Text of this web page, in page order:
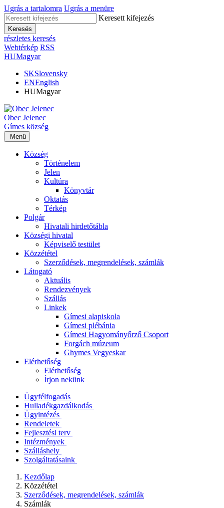
Ugrás a tartalomra Ugrás a menüre
Keresett kifejezés
Keresés
részletes keresés
Webtérkép RSS
HUMagyar
SKSlovensky
ENEnglish
HUMagyar
Obec Jelenec
Gímes község
Menü
Község
Történelem
Jelen
Kultúra
Könyvtár
Oktatás
Térkép
Polgár
Hivatali hirdetőtábla
Községi hivatal
Képviselő testület
Közzététel
Szerződések, megrendelések, számlák
Látogató
Aktuális
Rendezvények
Szállás
Linkek
Gímesi alapiskola
Gímesi plébánia
Gímesi Hagyományőrző Csoport
Forgách múzeum
Ghymes Vegyeskar
Elérhetőség
Elérhetőség
Írjon nekünk
Ügyfélfogadás
Hulladékgazdálkodás
Ügyintézés
Rendeletek
Fejlesztési terv
Intézmények
Szálláshely
Szolgáltatásaink
Kezdőlap
Közzététel
Szerződések, megrendelések, számlák
Számlák